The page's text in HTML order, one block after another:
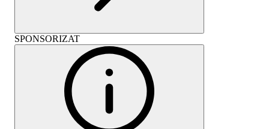
SPONSORIZAT